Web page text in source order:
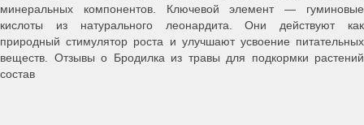
минеральных компонентов. Ключевой элемент — гуминовые
кислоты из натурального леонардита. Они действуют как
природный стимулятор роста и улучшают усвоение питательных
веществ. Отзывы о Бродилка из травы для подкормки растений
состав